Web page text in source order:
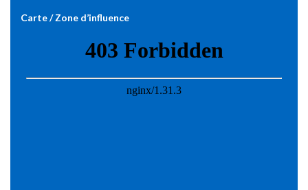
Carte / Zone d’influence